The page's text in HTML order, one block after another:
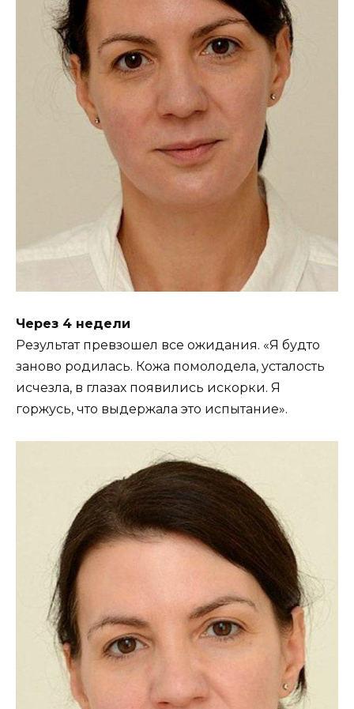
Через 4 недели
Результат превзошел все ожидания. «Я будто
заново родилась. Кожа помолодела, усталость
исчезла, в глазах появились искорки. Я
горжусь, что выдержала это испытание».